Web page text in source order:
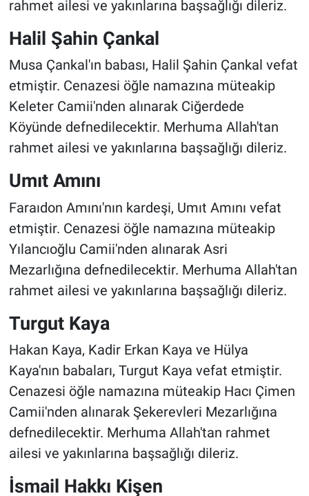
rahmet ailesi ve yakınlarına başsağlığı dileriz.
Halil Şahin Çankal
Musa Çankal'ın babası, Halil Şahin Çankal vefat
etmiştir. Cenazesi öğle namazına müteakip
Keleter Camii'nden alınarak Ciğerdede
Köyünde defnedilecektir. Merhuma Allah'tan
rahmet ailesi ve yakınlarına başsağlığı dileriz.
Umıt Amını
Faraıdon Amını'nın kardeşi, Umıt Amını vefat
etmiştir. Cenazesi öğle namazına müteakip
Yılancıoğlu Camii'nden alınarak Asri
Mezarlığına defnedilecektir. Merhuma Allah'tan
rahmet ailesi ve yakınlarına başsağlığı dileriz.
Turgut Kaya
Hakan Kaya, Kadir Erkan Kaya ve Hülya
Kaya'nın babaları, Turgut Kaya vefat etmiştir.
Cenazesi öğle namazına müteakip Hacı Çimen
Camii'nden alınarak Şekerevleri Mezarlığına
defnedilecektir. Merhuma Allah'tan rahmet
ailesi ve yakınlarına başsağlığı dileriz.
İsmail Hakkı Kişen